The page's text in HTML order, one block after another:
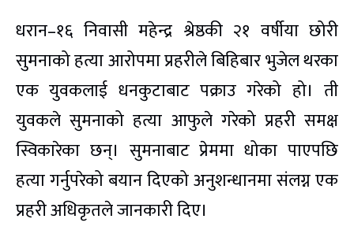
धरान–१६ निवासी महेन्द्र श्रेष्ठकी २१ वर्षीया छोरी
सुमनाको हत्या आरोपमा प्रहरीले बिहिबार भुजेल थरका
एक युवकलाई धनकुटाबाट पक्राउ गरेको हो। ती
युवकले सुमनाको हत्या आफुले गरेको प्रहरी समक्ष
स्विकारेका छन्। सुमनाबाट प्रेममा धोका पाएपछि
हत्या गर्नुपरेको बयान दिएको अनुशन्धानमा संलग्न एक
प्रहरी अधिकृतले जानकारी दिए।